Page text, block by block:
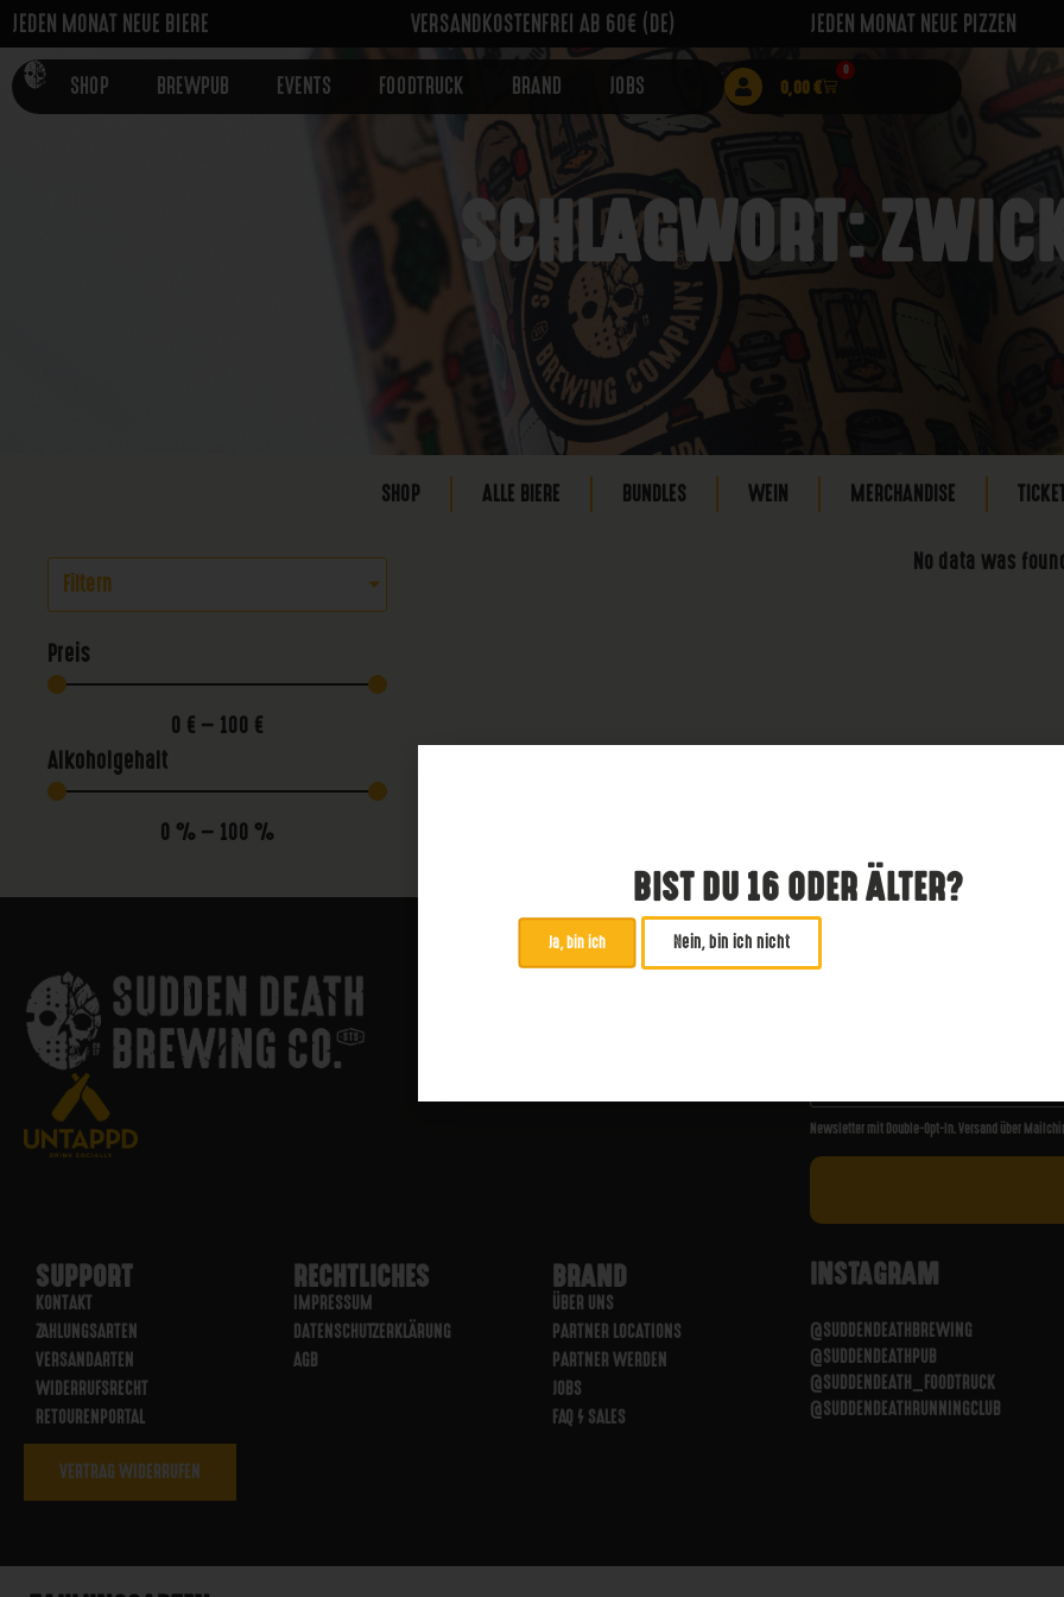
JEDEN MONAT NEUE BIERE VERSANDKOSTENFREI AB 60€ (DE) JEDEN MONAT NEUE PIZZEN
SHOP BREWPUB EVENTS FOODTRUCK BRAND JOBS 0,00€
0
SCHLAGWORT:
SHOP ALLE BIERE BUNDLES WEIN MERCHANDISE
Filtern
Preis
0 € — 100 €
Alkoholgehalt
0 % — 100 %
No data was found
ABONNIERE UNSEREN
Newsletter mit Double-Opt-In. Versand über
SUPPORT
KONTAKT
ZAHLUNGSARTEN
VERSANDARTEN
WIDERRUFSRECHT
RETOURENPORTAL
RECHTLICHES
IMPRESSUM
DATENSCHUTZERKLÄRUNG
AGB
BRAND
ÜBER UNS
PARTNER LOCATIONS
PARTNER WERDEN
JOBS
FAQ / SALES
INSTAGRAM
@SUDDENDEATHBREWING
@SUDDENDEATHPUB
@SUDDENDEATH_FOODTRUCK
@SUDDENDEATHRUNNINGCLUB
VERTRAG WIDERRUFEN
BIST DU 16 ODER ÄLTER?
Ja, bin ich Nein, bin ich nicht